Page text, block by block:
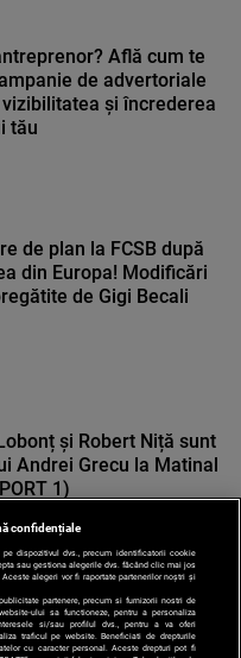
Află cum te
de advertoriale
și încrederea
tău
de plan la FCSB după
din Europa! Modificări
de Gigi Becali
și Robert Niță sunt
Andrei Grecu la Matinal
1)
confidențiale
dispozitivul dvs., precum identificatorii cookie
sau gestiona alegerile dvs. făcând clic mai jos
alegeri vor fi raportate partenerilor noștri și
partenere, precum si furnizorii nostri de
ului sa functioneze, pentru a personaliza
si/sau profilul dvs., pentru a va oferi
traficul pe website. Beneficiati de drepturile
cu caracter personal. Aceste drepturi pot fi